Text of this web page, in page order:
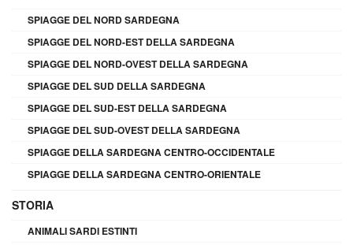
SPIAGGE DEL NORD SARDEGNA
SPIAGGE DEL NORD-EST DELLA SARDEGNA
SPIAGGE DEL NORD-OVEST DELLA SARDEGNA
SPIAGGE DEL SUD DELLA SARDEGNA
SPIAGGE DEL SUD-EST DELLA SARDEGNA
SPIAGGE DEL SUD-OVEST DELLA SARDEGNA
SPIAGGE DELLA SARDEGNA CENTRO-OCCIDENTALE
SPIAGGE DELLA SARDEGNA CENTRO-ORIENTALE
STORIA
ANIMALI SARDI ESTINTI